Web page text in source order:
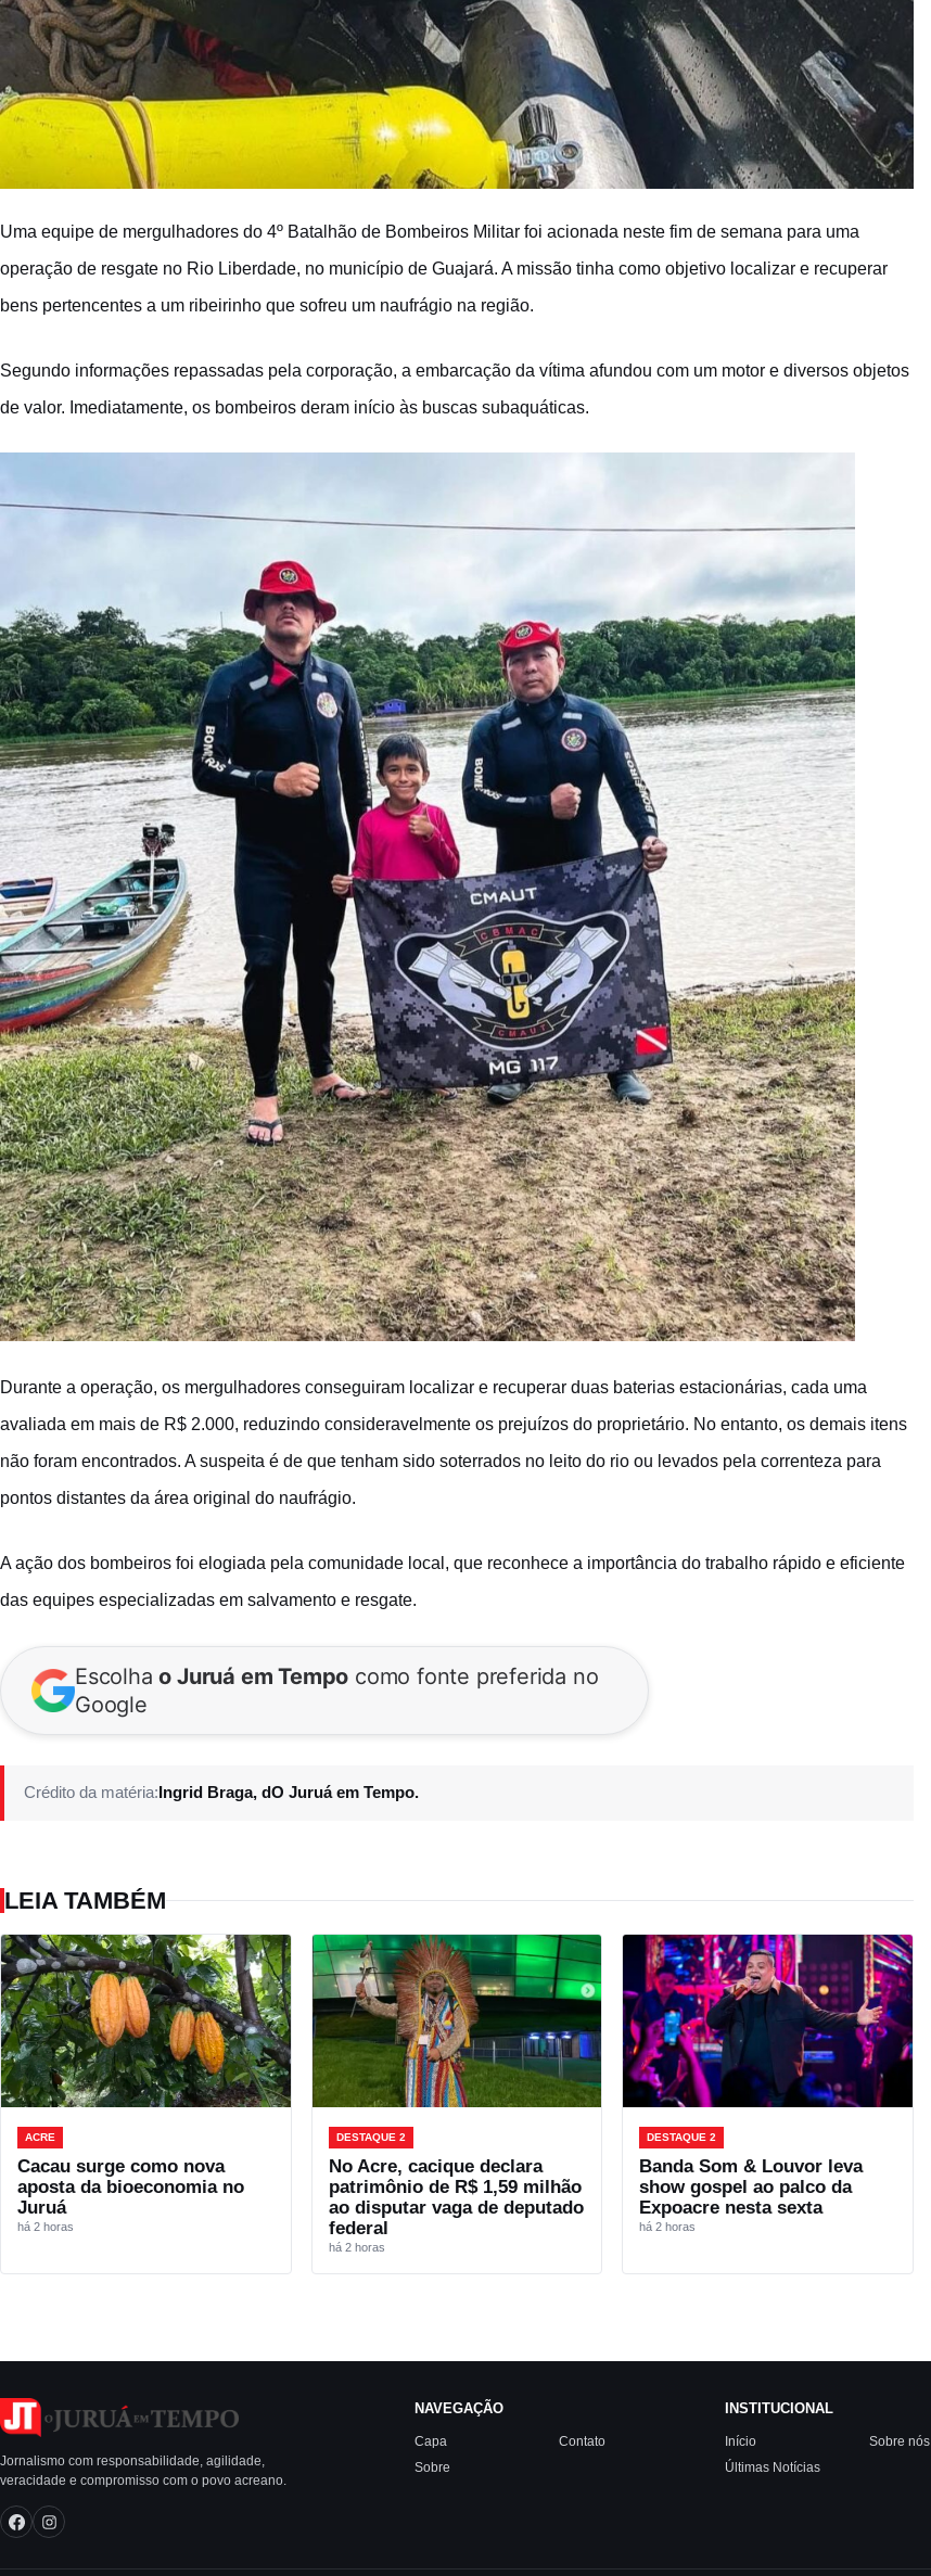
Uma equipe de mergulhadores do 4º Batalhão de Bombeiros Militar foi acionada neste fim de semana para uma
operação de resgate no Rio Liberdade, no município de Guajará. A missão tinha como objetivo localizar e recuperar
bens pertencentes a um ribeirinho que sofreu um naufrágio na região.
Segundo informações repassadas pela corporação, a embarcação da vítima afundou com um motor e diversos objetos
de valor. Imediatamente, os bombeiros deram início às buscas subaquáticas.
Durante a operação, os mergulhadores conseguiram localizar e recuperar duas baterias estacionárias, cada uma
avaliada em mais de R$ 2.000, reduzindo consideravelmente os prejuízos do proprietário. No entanto, os demais itens
não foram encontrados. A suspeita é de que tenham sido soterrados no leito do rio ou levados pela correnteza para
pontos distantes da área original do naufrágio.
A ação dos bombeiros foi elogiada pela comunidade local, que reconhece a importância do trabalho rápido e eficiente
das equipes especializadas em salvamento e resgate.
Escolhao Juruá em Tempo como fonte preferida no
Google
Crédito da matéria: Ingrid Braga, dO Juruá em Tempo.
LEIA TAMBÉM
ACRE
Cacau surge como nova
aposta da bioeconomia no
Juruá
há 2 horas
DESTAQUE 2
No Acre, cacique declara
patrimônio de R$ 1,59 milhão
ao disputar vaga de deputado
federal
há 2 horas
DESTAQUE 2
Banda Som & Louvor leva
show gospel ao palco da
Expoacre nesta sexta
há 2 horas
Jornalismo com responsabilidade, agilidade,
veracidade e compromisso com o povo acreano.
NAVEGAÇÃO
Capa
Sobre
Contato
INSTITUCIONAL
Início
Últimas Notícias
Sobre nós